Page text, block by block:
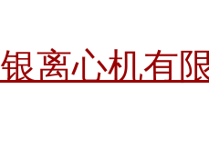
离心机有